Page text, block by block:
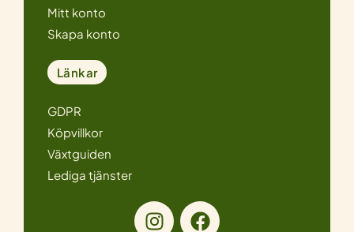
Mitt konto
Skapa konto
Länkar
GDPR
Köpvillkor
Växtguiden
Lediga tjänster
I
F